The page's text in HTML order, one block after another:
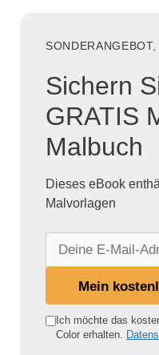
Sichern
GRATIS
Malbuch
Dieses eBook
Malvorlagen
e
Mein
Ich möchte das
Color erhalten.